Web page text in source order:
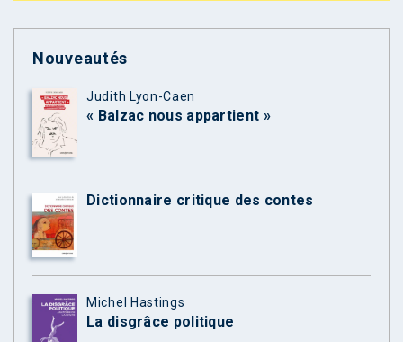
Nouveautés
Judith Lyon-Caen
« Balzac nous appartient »
Dictionnaire critique des contes
Michel Hastings
La disgrâce politique